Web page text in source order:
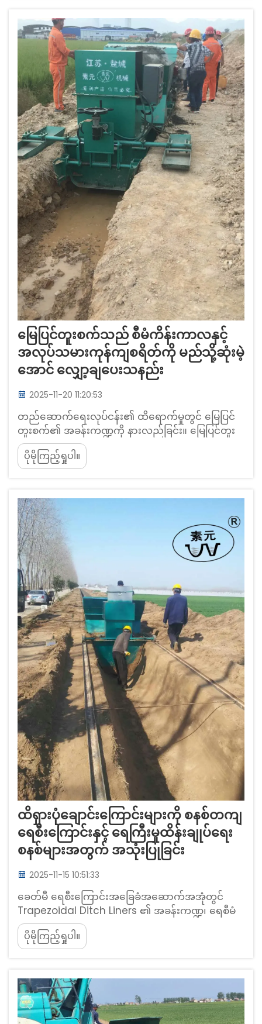
အတော်အတန် ကင်းလွတ်နေသည့် နိုင်ငံများသည် စ...
မြေပြင်တူးစက်သည် စီမံကိန်းကာလနှင့်
အလုပ်သမားကုန်ကျစရိတ်ကို မည်သို့ဆုံးမဲ့
အောင် လျှော့ချပေးသနည်း
2025-11-20 11:20:53
တည်ဆောက်ရေးလုပ်ငန်း၏ ထိရောက်မှုတွင် မြေပြင်
တူးစက်၏ အခန်းကဏ္ဍကို နားလည်ခြင်း။ မြေပြင်တူး
စက်ဆိုသည်မှာ အဘယ်နည်း၊ ၎င်းသည် မည်သို့အလုပ်
လုပ်သနည်း။ မြေပြင်တူးစက်များသည် ရေဗဟိုင်းများ
ကို တူးဖော်ခြင်းနှင့် ရေမဝင်အောင် တားဆီးမည့်
တည်း ဆောင်ရွက်ပေးပါသည်။
ပိုမိုကြည့်ရှုပါ။
ထိရှားပုံချောင်းကြောင်းများကို စနစ်တကျ
ရေစီးကြောင်းနှင့် ရေကြီးမှုထိန်းချုပ်ရေး
စနစ်များအတွက် အသုံးပြုခြင်း
2025-11-15 10:51:33
ခေတ်မီ ရေစီးကြောင်းအခြေခံအဆောက်အအုံတွင်
Trapezoidal Ditch Liners ၏ အခန်းကဏ္ဍ၊ ရေစီမံ
ခန့်ခွဲမှုတွင် Trapezoidal Ditch ဒီဇိုင်း၏ ဖွံ့ဖြိုး
တိုးတက်မှုနှင့် သမိုင်းကြောင်းဆိုင်ရာ အသုံးပြုမှုများ။
Trapezoidal ချောင်းများသည် ရှေးဟောင်းလူများ
ကတည်းက တည်ရှိခဲ့ပါသည်...
ပိုမိုကြည့်ရှုပါ။